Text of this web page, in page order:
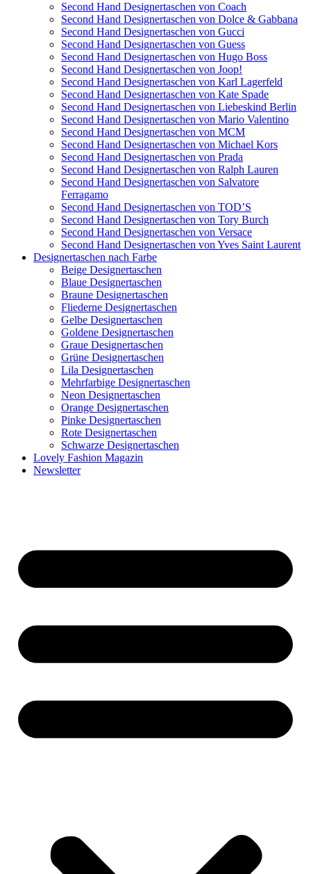
Second Hand Designertaschen von Coach
Second Hand Designertaschen von Dolce & Gabbana
Second Hand Designertaschen von Gucci
Second Hand Designertaschen von Guess
Second Hand Designertaschen von Hugo Boss
Second Hand Designertaschen von Joop!
Second Hand Designertaschen von Karl Lagerfeld
Second Hand Designertaschen von Kate Spade
Second Hand Designertaschen von Liebeskind Berlin
Second Hand Designertaschen von Mario Valentino
Second Hand Designertaschen von MCM
Second Hand Designertaschen von Michael Kors
Second Hand Designertaschen von Prada
Second Hand Designertaschen von Ralph Lauren
Second Hand Designertaschen von Salvatore
Ferragamo
Second Hand Designertaschen von TOD’S
Second Hand Designertaschen von Tory Burch
Second Hand Designertaschen von Versace
Second Hand Designertaschen von Yves Saint Laurent
Designertaschen nach Farbe
Beige Designertaschen
Blaue Designertaschen
Braune Designertaschen
Fliederne Designertaschen
Gelbe Designertaschen
Goldene Designertaschen
Graue Designertaschen
Grüne Designertaschen
Lila Designertaschen
Mehrfarbige Designertaschen
Neon Designertaschen
Orange Designertaschen
Pinke Designertaschen
Rote Designertaschen
Schwarze Designertaschen
Lovely Fashion Magazin
Newsletter